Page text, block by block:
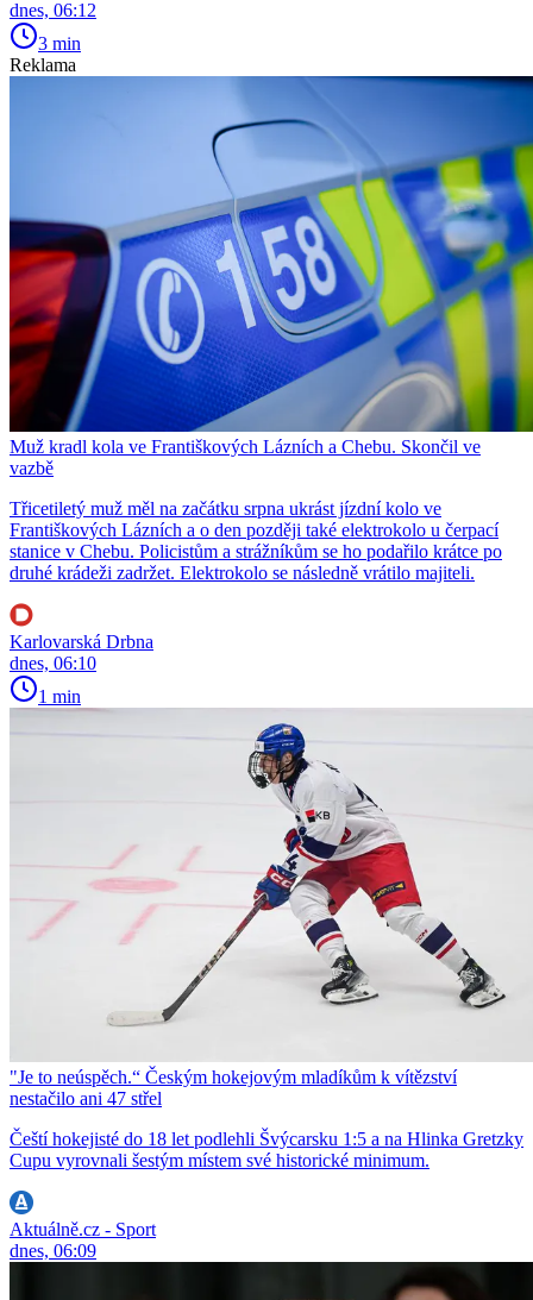
dnes, 06:12
3 min
Reklama
Muž kradl kola ve Františkových Lázních a Chebu. Skončil ve
vazbě
Třicetiletý muž měl na začátku srpna ukrást jízdní kolo ve
Františkových Lázních a o den později také elektrokolo u čerpací
stanice v Chebu. Policistům a strážníkům se ho podařilo krátce po
druhé krádeži zadržet. Elektrokolo se následně vrátilo majiteli.
Karlovarská Drbna
dnes, 06:10
1 min
"Je to neúspěch.“ Českým hokejovým mladíkům k vítězství
nestačilo ani 47 střel
Čeští hokejisté do 18 let podlehli Švýcarsku 1:5 a na Hlinka Gretzky
Cupu vyrovnali šestým místem své historické minimum.
Aktuálně.cz - Sport
dnes, 06:09